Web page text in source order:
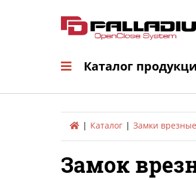
Каталог
Каталог Замки врезные
Замок